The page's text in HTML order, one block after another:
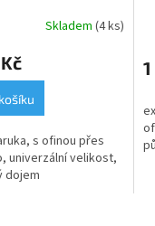
Skladem(4 ks)
s ofinou přes
univerzální velikost,
dojem